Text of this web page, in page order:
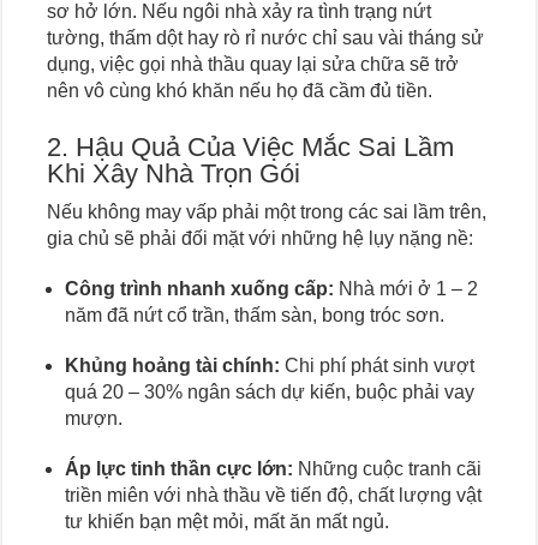
sơ hở lớn. Nếu ngôi nhà xảy ra tình trạng nứt
tường, thấm dột hay rò rỉ nước chỉ sau vài tháng sử
dụng, việc gọi nhà thầu quay lại sửa chữa sẽ trở
nên vô cùng khó khăn nếu họ đã cầm đủ tiền.
2. Hậu Quả Của Việc Mắc Sai Lầm
Khi Xây Nhà Trọn Gói
Nếu không may vấp phải một trong các sai lầm trên,
gia chủ sẽ phải đối mặt với những hệ lụy nặng nề:
Công trình nhanh xuống cấp: Nhà mới ở 1 – 2
năm đã nứt cổ trần, thấm sàn, bong tróc sơn.
Khủng hoảng tài chính: Chi phí phát sinh vượt
quá 20 – 30% ngân sách dự kiến, buộc phải vay
mượn.
Áp lực tinh thần cực lớn: Những cuộc tranh cãi
triền miên với nhà thầu về tiến độ, chất lượng vật
tư khiến bạn mệt mỏi, mất ăn mất ngủ.